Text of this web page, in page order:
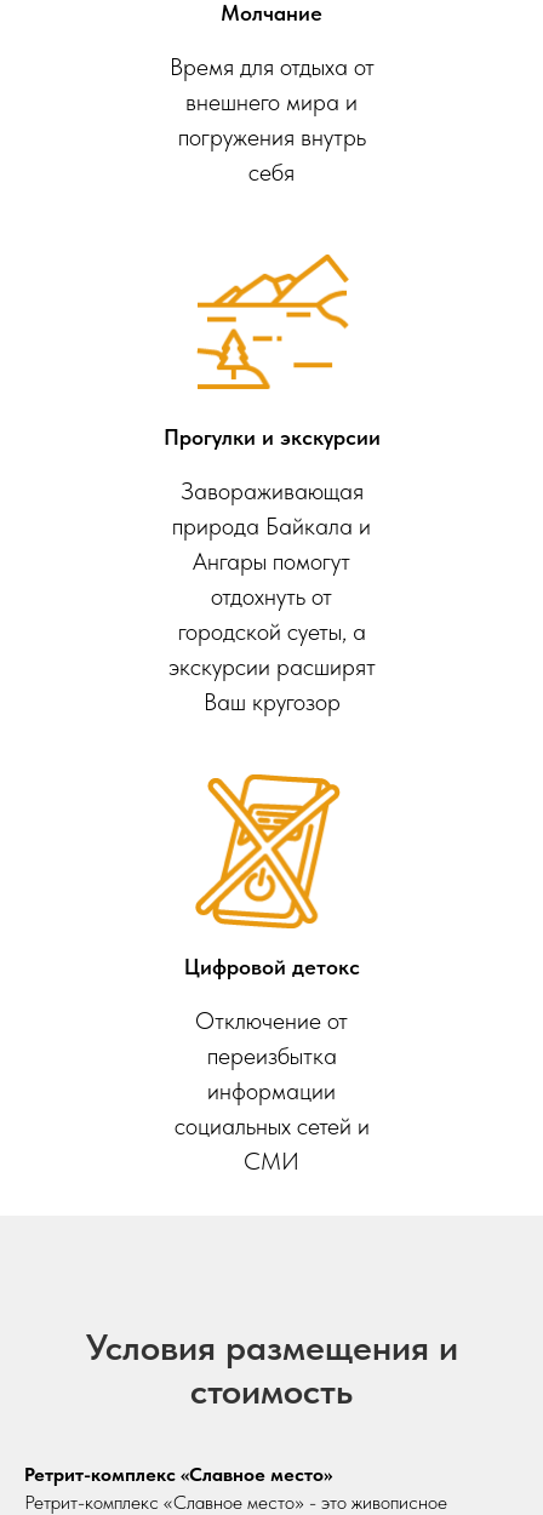
Молчание
Время для отдыха от
внешнего мира и
погружения внутрь
себя
Прогулки и экскурсии
Завораживающая
природа Байкала и
Ангары помогут
отдохнуть от
городской суеты, а
экскурсии расширят
Ваш кругозор
Цифровой детокс
Отключение от
переизбытка
информации
социальных сетей и
СМИ
Условия размещения и
стоимость
Ретрит-комплекс «Славное место»
Ретрит-комплекс «Славное место» - это живописное